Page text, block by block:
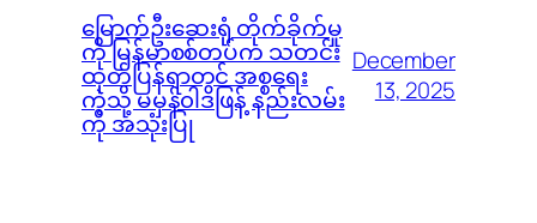
မြောက်ဦးဆေးရုံ တိုက်ခိုက်မှု
ကို မြန်မာစစ်တပ်က သတင်း
ထုတ်ပြန်ရာတွင် အစ္စရေး
ကဲ့သို့ မမှန်၀ါဒဖြန့် နည်းလမ်း
ကို အသုံးပြု
December
13, 2025